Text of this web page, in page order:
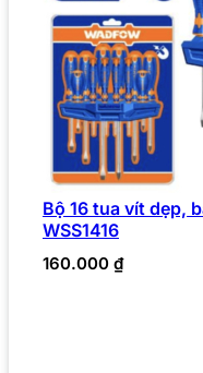
Bộ 16 tua vít dẹp,
WSS1416
160.000 ₫